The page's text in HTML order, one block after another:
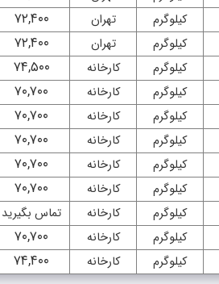
کیلوگرم تهران ۷۲,۴۰۰
کیلوگرم تهران ۷۲,۴۰۰
کیلوگرم کارخانه ۷۴,۵۰۰
کیلوگرم کارخانه ۷۰,۷۰۰
کیلوگرم کارخانه ۷۰,۷۰۰
کیلوگرم کارخانه ۷۰,۷۰۰
کیلوگرم کارخانه ۷۰,۷۰۰
کیلوگرم کارخانه ۷۰,۷۰۰
کیلوگرم کارخانه تماس بگیرید
کیلوگرم کارخانه ۷۰,۷۰۰
کیلوگرم کارخانه ۷۴,۴۰۰